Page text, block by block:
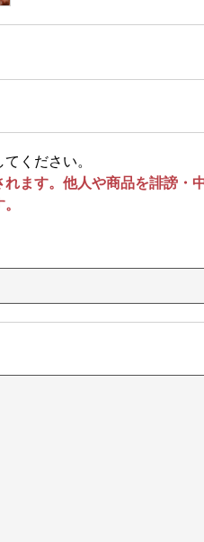
ください。
れます。他人や商品を誹謗・